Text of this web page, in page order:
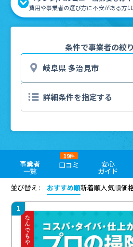
費用や事業者の選び方に不安がある方
条件で事業者の絞
事業者
一覧
口コミ
19件
安心
ガイド
並び替え :
おすすめ順新着順人気順価
1